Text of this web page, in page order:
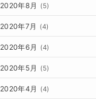
2020年8月 (5)
2020年7月 (4)
2020年6月 (4)
2020年5月 (5)
2020年4月 (4)